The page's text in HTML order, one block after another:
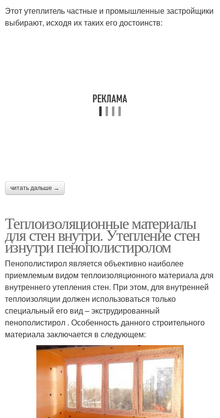
Этот утеплитель частные и промышленные застройщики
выбирают, исходя их таких его достоинств:
читать дальше →
Теплоизоляционные материалы
для стен внутри. Утепление стен
изнутри пенополистиролом
Пенополистирол является объективно наиболее
приемлемым видом теплоизоляционного материала для
внутреннего утепления стен. При этом, для внутренней
теплоизоляции должен использоваться только
специальный его вид – экструдированный
пенополистирол . Особенность данного строительного
материала заключается в следующем: